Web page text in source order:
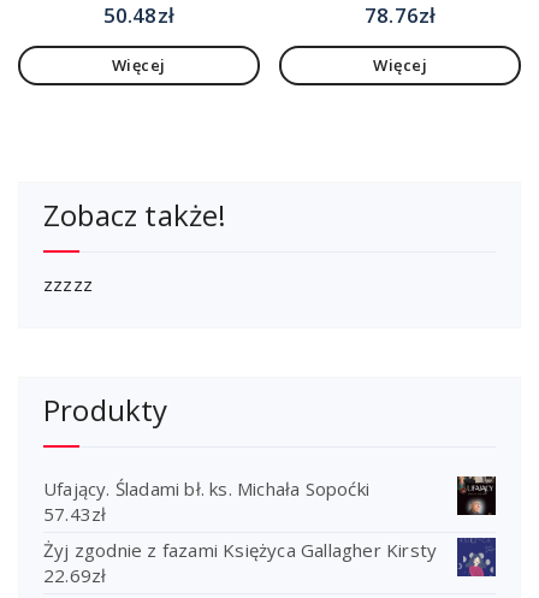
50.48zł
Więcej
78.76zł
Więcej
Zobacz także!
zzzzz
Produkty
Ufający. Śladami bł. ks. Michała Sopoćki
57.43zł
Żyj zgodnie z fazami Księżyca Gallagher Kirsty
22.69zł